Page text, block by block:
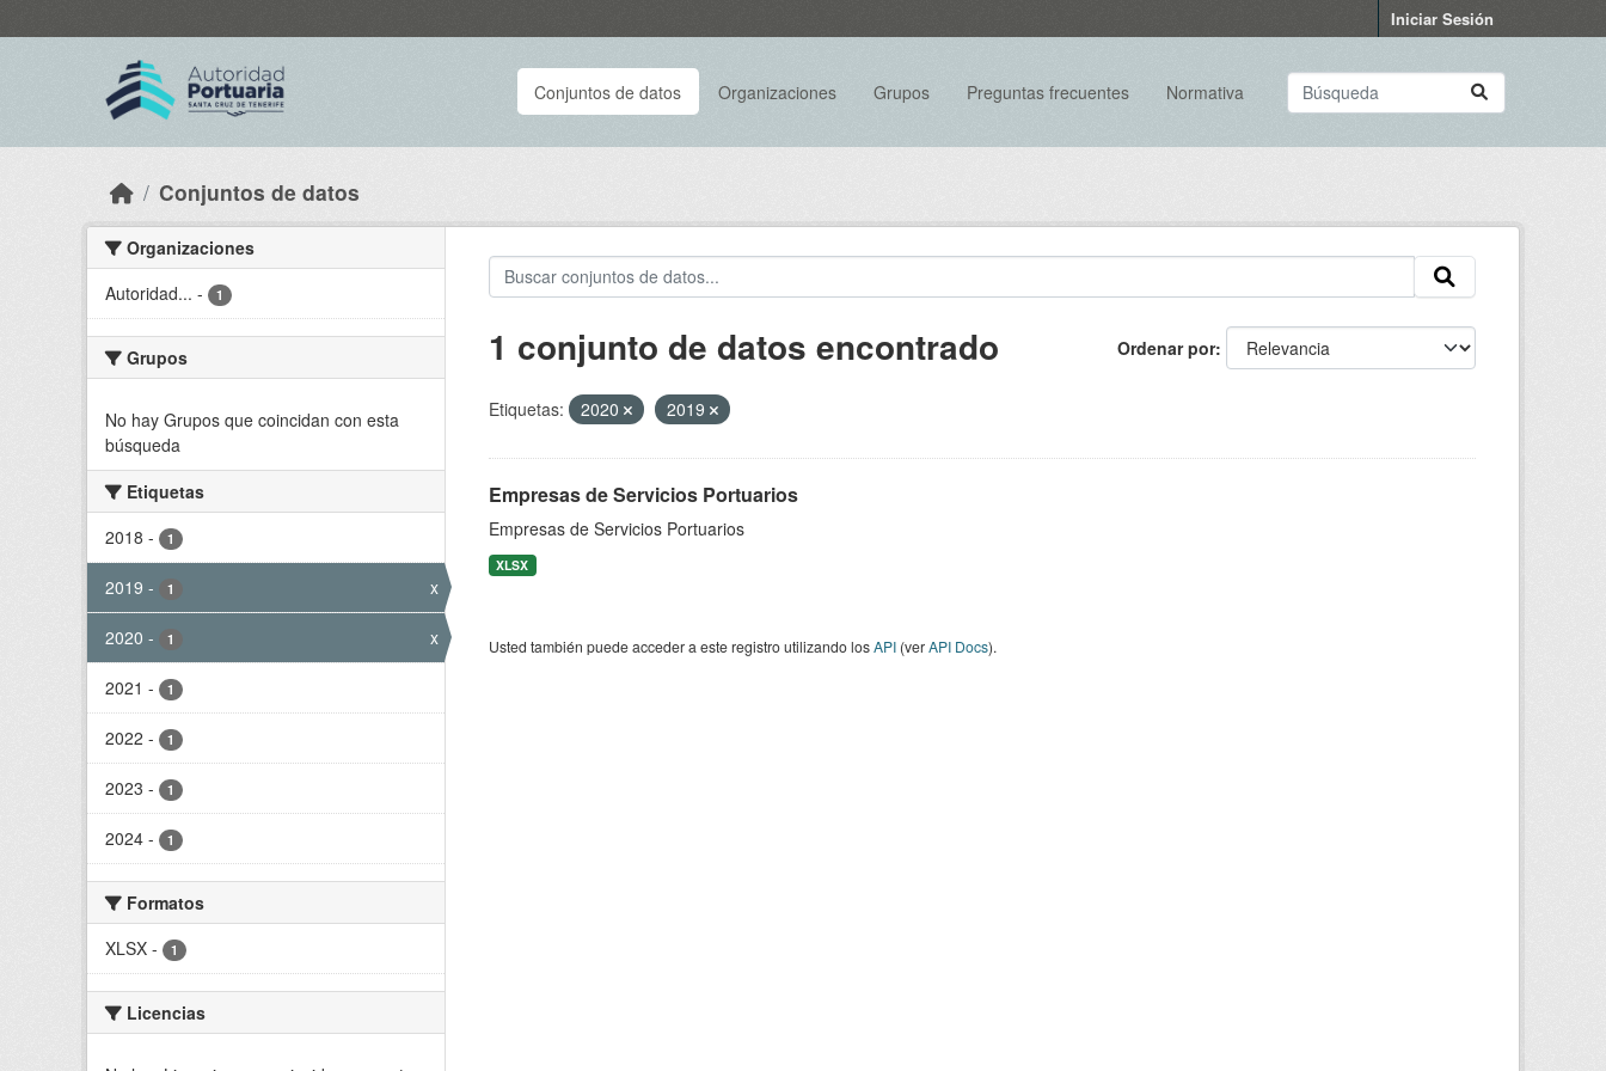
Iniciar Sesión
Conjuntos de datos Organizaciones Grupos Preguntas frecuentes Normativa
Conjuntos de datos
Organizaciones
Autoridad... - 1
Grupos
No hay Grupos que coincidan con esta
búsqueda
Etiquetas
2018 - 1
2019 - 1 x
2020 - 1 x
2021 - 1
2022 - 1
2023 - 1
2024 - 1
Formatos
XLSX - 1
Licencias
Ordenar por
1 conjunto de datos encontrado
Etiquetas: 2020 2019
Empresas de Servicios Portuarios
Empresas de Servicios Portuarios
XLSX
Usted también puede acceder a este registro utilizando losAPI(verAPI Docs).